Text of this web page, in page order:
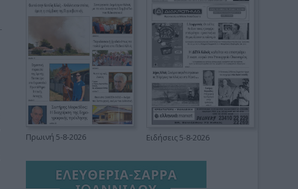
Πρωινή 5-8-2026 Ειδήσεις 5-8-2026